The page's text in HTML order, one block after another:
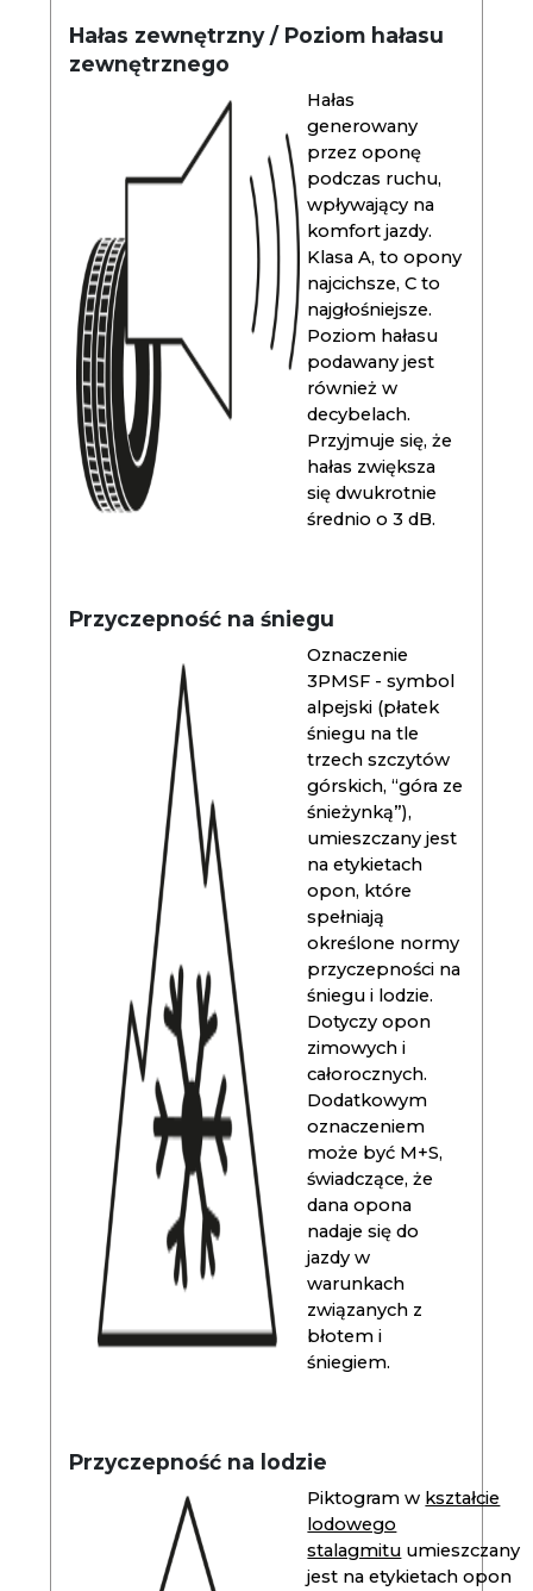
Hałas zewnętrzny / Poziom hałasu
zewnętrznego
Hałas
generowany
przez oponę
podczas ruchu,
wpływający na
komfort jazdy.
Klasa A, to opony
najcichsze, C to
najgłośniejsze.
Poziom hałasu
podawany jest
również w
decybelach.
Przyjmuje się, że
hałas zwiększa
się dwukrotnie
średnio o 3 dB.
Przyczepność na śniegu
Oznaczenie
3PMSF - symbol
alpejski (płatek
śniegu na tle
trzech szczytów
górskich, “góra ze
śnieżynką”),
umieszczany jest
na etykietach
opon, które
spełniają
określone normy
przyczepności na
śniegu i lodzie.
Dotyczy opon
zimowych i
całorocznych.
Dodatkowym
oznaczeniem
może być M+S,
świadczące, że
dana opona
nadaje się do
jazdy w
warunkach
związanych z
błotem i
śniegiem.
Przyczepność na lodzie
Piktogram w kształcie
lodowego
stalagmitu umieszczany
jest na etykietach opon